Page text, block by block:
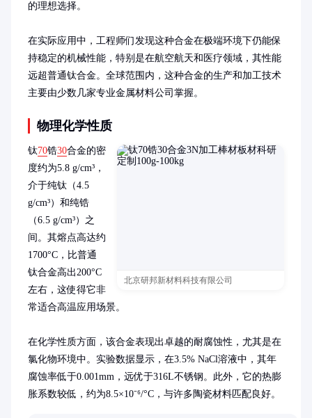
的理想选择。
在实际应用中，工程师们发现这种合金在极端环境下仍能保
持稳定的机械性能，特别是在航空航天和医疗领域，其性能
远超普通钛合金。全球范围内，这种合金的生产和加工技术
主要由少数几家专业金属材料公司掌握。
物理化学性质
北京研邦新材料科技有限公司
钛70锆30合金的密
度约为5.8 g/cm³，
介于纯钛（4.5
g/cm³）和纯锆
（6.5 g/cm³）之
间。其熔点高达约
1700°C，比普通
钛合金高出200°C
左右，这使得它非
常适合高温应用场景。
在化学性质方面，该合金表现出卓越的耐腐蚀性，尤其是在
氯化物环境中。实验数据显示，在3.5% NaCl溶液中，其年
腐蚀率低于0.001mm，远优于316L不锈钢。此外，它的热膨
胀系数较低，约为8.5×10⁻⁶/°C，与许多陶瓷材料匹配良好。